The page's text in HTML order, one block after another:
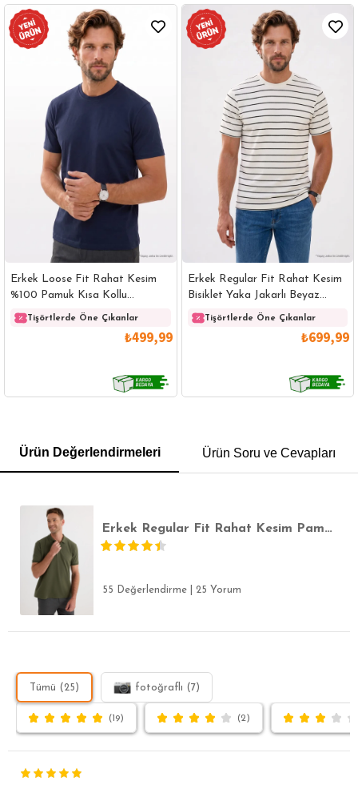
Erkek Loose Fit Rahat Kesim
%100 Pamuk Kısa Kollu
Lacivert Bisiklet Yaka Tişört
Tişörtlerde Öne Çıkanlar
₺499,99
Erkek Regular Fit Rahat Kesim
Bisiklet Yaka Jakarlı Beyaz
Üzeri Siyah Çizgili Tişört
Tişörtlerde Öne Çıkanlar
₺699,99
POLO YAKA T-SHIRT KEMER BOXER
Ürün Değerlendirmeleri Ürün Soru ve Cevapları
Erkek Regular Fit Rahat Kesim Pamuklu Yumuşak Dokulu Serin Tutan Kumaş Düz Pike Haki Polo Yaka Tişört
55 Değerlendirme 25 Yorum
Tümü (25) fotoğraflı (7)
(19) (2)